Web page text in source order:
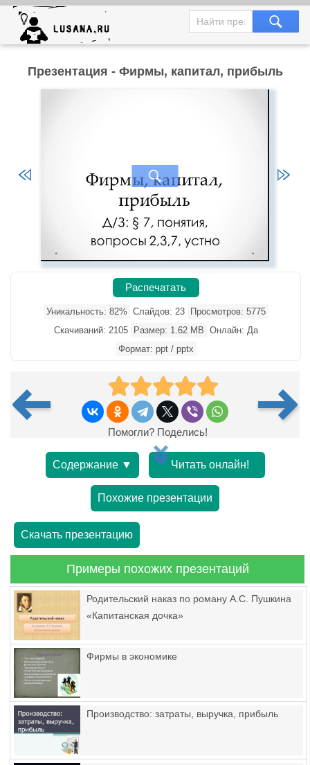
Презентация - Фирмы, капитал, прибыль
Распечатать
Уникальность: 82% Слайдов: 23
Просмотров: 5775
Скачиваний: 2105
Размер: 1.62 MB Онлайн: Да
Формат: ppt / pptx
Помогли? Поделись!
Содержание ▼ Читать онлайн!
Похожие презентации
Скачать презентацию
Примеры похожих презентаций
Родительский наказ по роману А.С. Пушкина
«Капитанская дочка»
Фирмы в экономике
Производство: затраты, выручка, прибыль